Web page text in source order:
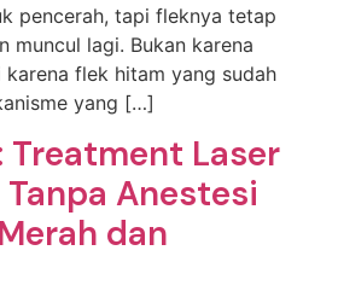
pencerah, tapi fleknya tetap
muncul lagi. Bukan karena
flek hitam yang sudah
yang […]
Treatment Laser
Anestesi
dan